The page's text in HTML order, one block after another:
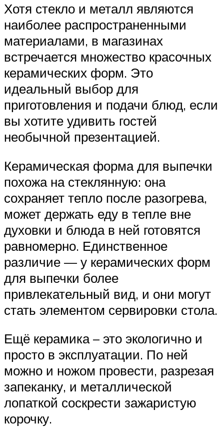
Хотя стекло и металл являются
наиболее распространенными
материалами, в магазинах
встречается множество красочных
керамических форм. Это
идеальный выбор для
приготовления и подачи блюд, если
вы хотите удивить гостей
необычной презентацией.
Керамическая форма для выпечки
похожа на стеклянную: она
сохраняет тепло после разогрева,
может держать еду в тепле вне
духовки и блюда в ней готовятся
равномерно. Единственное
различие — у керамических форм
для выпечки более
привлекательный вид, и они могут
стать элементом сервировки стола.
Ещё керамика – это экологично и
просто в эксплуатации. По ней
можно и ножом провести, разрезая
запеканку, и металлической
лопаткой соскрести зажаристую
корочку.